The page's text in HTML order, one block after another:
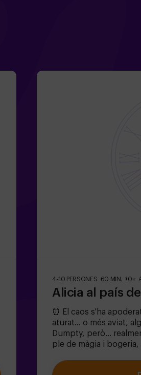
4-10 PERSONES 60 MIN. 10+
Alicia al país
⏰ El caos s'ha
aturat... o més aviat,
Dumpty, però...
ple de màgia i
Enfrontar-te a